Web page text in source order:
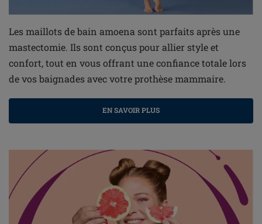
Les maillots de bain amoena sont parfaits après une
mastectomie. Ils sont conçus pour allier style et
confort, tout en vous offrant une confiance totale lors
de vos baignades avec votre prothèse mammaire.
EN SAVOIR PLUS